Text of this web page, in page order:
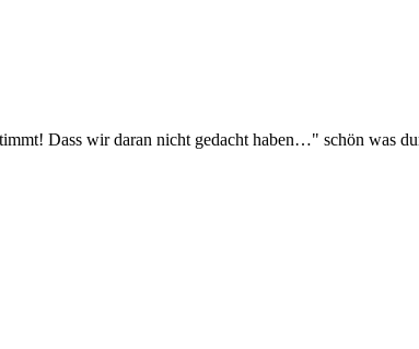
Dass wir daran nicht gedacht haben…" schön was